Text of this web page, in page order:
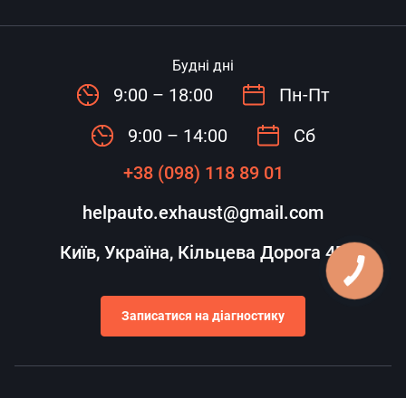
Будні дні
9:00 – 18:00
Пн-Пт
9:00 – 14:00
Сб
+38 (098) 118 89 01
helpauto.exhaust@gmail.com
Київ, Україна, Кільцева Дорога 4Б
Записатися на діагностику